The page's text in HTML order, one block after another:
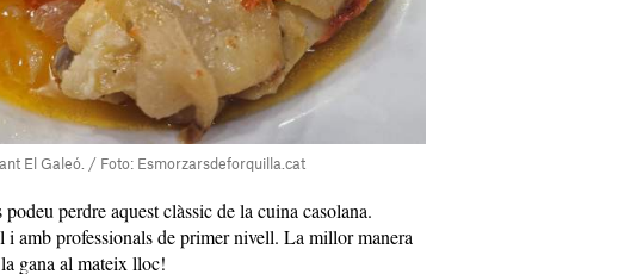
El Galeó. / Foto: Esmorzarsdeforquilla.cat
perdre aquest clàssic de la cuina casolana.
i amb professionals de primer nivell. La millor manera
gana al mateix lloc!